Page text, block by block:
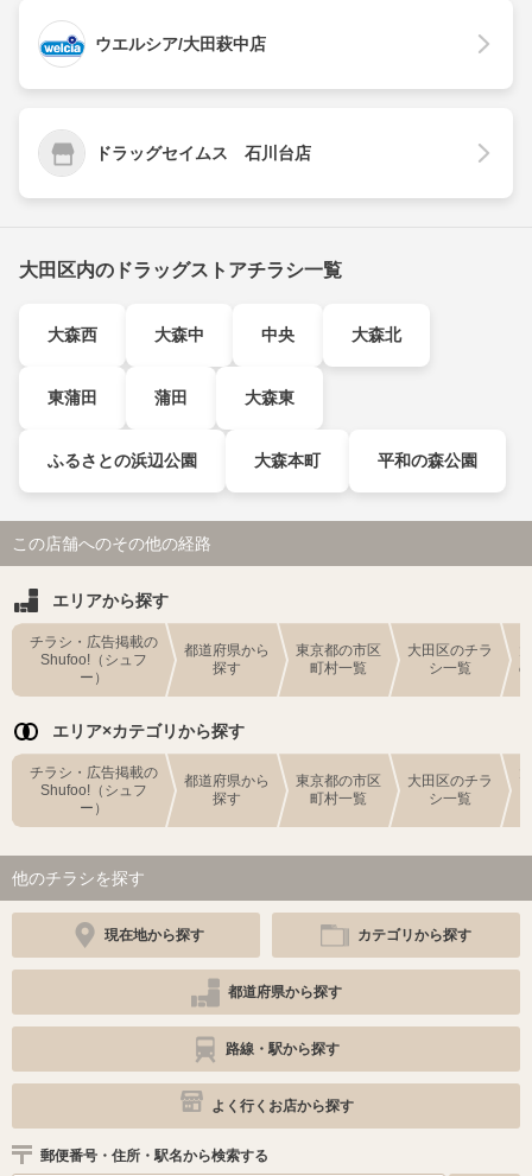
ウエルシア/大田萩中店
ドラッグセイムス 石川台店
大田区内のドラッグストアチラシ一覧
大森西 大森中 中央 大森北
東蒲田 蒲田 大森東
ふるさとの浜辺公園 大森本町 平和の森公園
この店舗へのその他の経路
エリアから探す
チラシ・広告掲載の
Shufoo!（シュフ
ー）
都道府県から
探す
東京都の市区
町村一覧
大田区のチラ
シ一覧
エリア×カテゴリから探す
チラシ・広告掲載の
Shufoo!（シュフ
ー）
都道府県から
探す
東京都の市区
町村一覧
大田区のチラ
シ一覧
他のチラシを探す
現在地から探す カテゴリから探す
都道府県から探す
路線・駅から探す
よく行くお店から探す
郵便番号・住所・駅名から検索する